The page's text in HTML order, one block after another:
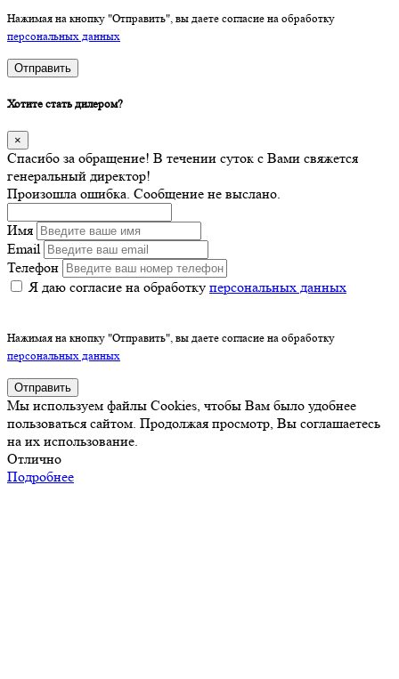
Нажимая на кнопку "Отправить", вы даете согласие на обработку
персональных данных
Отправить
Хотите стать дилером?
×
Спасибо за обращение! В течении суток с Вами свяжется
генеральный директор!
Произошла ошибка. Сообщение не выслано.
Имя
Email
Телефон
Я даю согласие на обработку персональных данных
Нажимая на кнопку "Отправить", вы даете согласие на обработку
персональных данных
Отправить
Мы используем файлы Cookies, чтобы Вам было удобнее
пользоваться сайтом. Продолжая просмотр, Вы соглашаетесь
на их использование.
Отлично
Подробнее